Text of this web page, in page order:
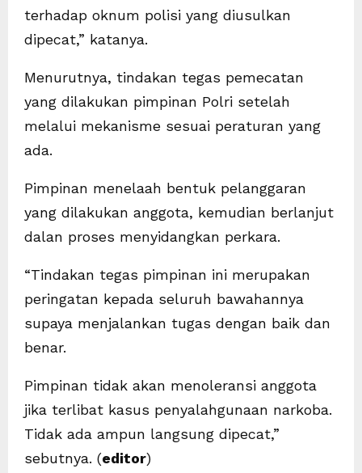
terhadap oknum polisi yang diusulkan
dipecat,” katanya.
Menurutnya, tindakan tegas pemecatan
yang dilakukan pimpinan Polri setelah
melalui mekanisme sesuai peraturan yang
ada.
Pimpinan menelaah bentuk pelanggaran
yang dilakukan anggota, kemudian berlanjut
dalan proses menyidangkan perkara.
“Tindakan tegas pimpinan ini merupakan
peringatan kepada seluruh bawahannya
supaya menjalankan tugas dengan baik dan
benar.
Pimpinan tidak akan menoleransi anggota
jika terlibat kasus penyalahgunaan narkoba.
Tidak ada ampun langsung dipecat,”
sebutnya. (editor)